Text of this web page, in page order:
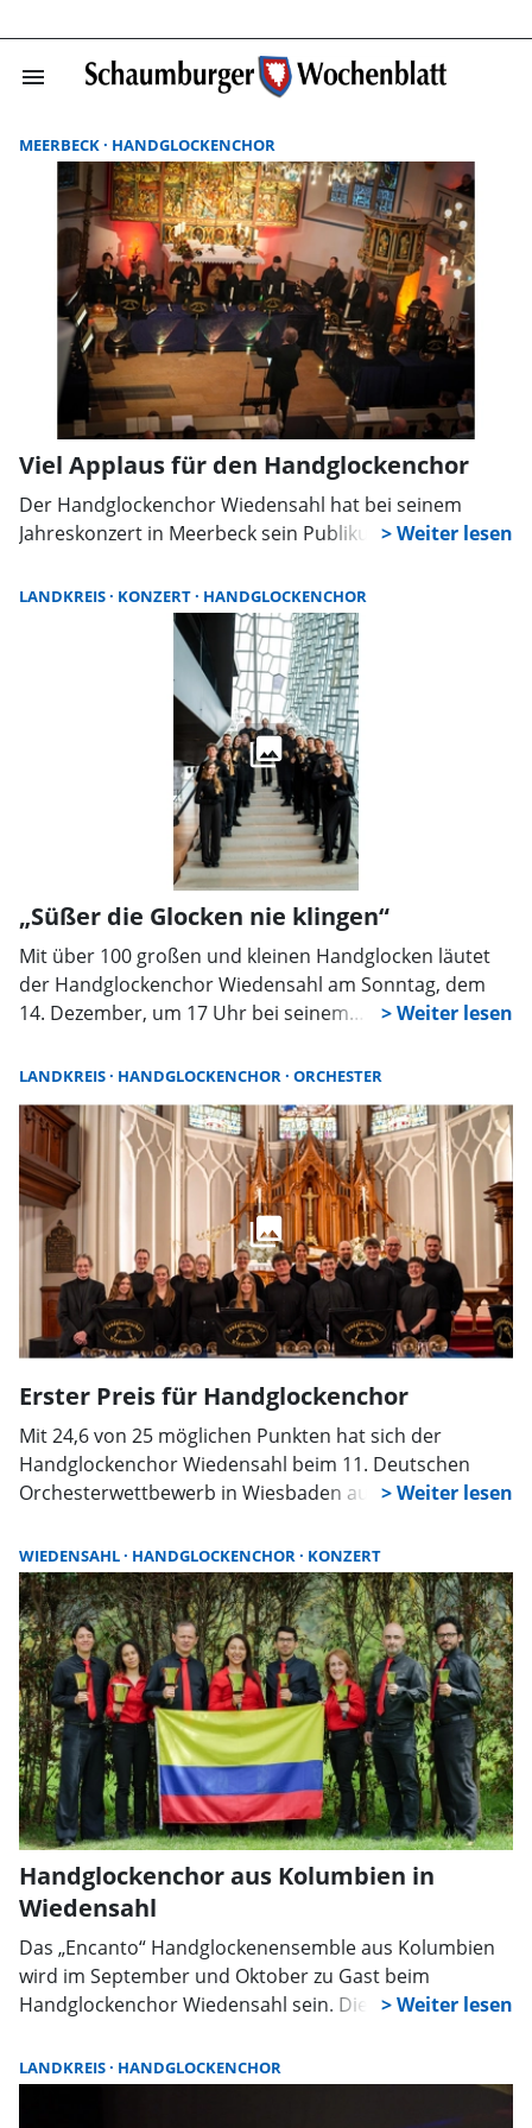
menu
MEERBECK HANDGLOCKENCHOR
Viel Applaus für den Handglockenchor
Der Handglockenchor Wiedensahl hat bei seinem
Jahreskonzert in Meerbeck sein Publikum bezaubert.
LANDKREIS KONZERT HANDGLOCKENCHOR
„Süßer die Glocken nie klingen“
Mit über 100 großen und kleinen Handglocken läutet
der Handglockenchor Wiedensahl am Sonntag, dem
14. Dezember, um 17 Uhr bei seinem
Stadthagen.
LANDKREIS HANDGLOCKENCHOR ORCHESTER
Erster Preis für Handglockenchor
Mit 24,6 von 25 möglichen Punkten hat sich der
Handglockenchor Wiedensahl beim 11. Deutschen
Orchesterwettbewerb in Wiesbaden auf den ersten
Glöckner aus dem Wilhelm-Busch-Geburtsort
behaupteten damit zum vierten Mal in Folge ihren
Spitzenplatz in der Deutschen Amateurorchesterszene.
WIEDENSAHL HANDGLOCKENCHOR KONZERT
Handglockenchor aus Kolumbien in
Wiedensahl
Das „Encanto“ Handglockenensemble aus Kolumbien
wird im September und Oktober zu Gast beim
Handglockenchor Wiedensahl sein. Die Musiker aus
Aufenthaltes mehrere Konzerte geben, darunter
solche in Stadthagen, Bückeburg und Wiedensahl.
LANDKREIS HANDGLOCKENCHOR